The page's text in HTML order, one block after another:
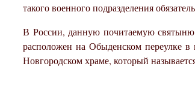
такого военного подразделения
В России, данную почитаемую
расположен на Обыденском переулке в
Новгородском храме, который